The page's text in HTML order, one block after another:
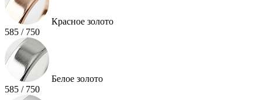
Красное золото
585 / 750
Белое золото
585 / 750